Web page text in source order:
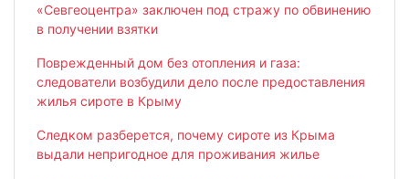
«Севгеоцентра» заключен под стражу по обвинению
в получении взятки
Поврежденный дом без отопления и газа:
следователи возбудили дело после предоставления
жилья сироте в Крыму
Следком разберется, почему сироте из Крыма
выдали непригодное для проживания жилье